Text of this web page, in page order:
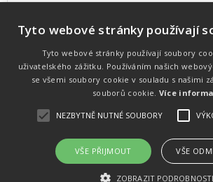
Pro měření, zpracování a
používáme software vyvinutý
online publikovat výsledky
obrazovky a s nepatrným
webových stránkách.
souhlasu zakázáno.
Zabýváme se časomírou, výsledkovým servisem na různých
akcích a také přímo pořádáním
Tyto webové stránky používají
Tyto webové stránky používají soubory
uživatelského zážitku. Používáním našich
se všemi soubory cookie v souladu s našimi
souborů cookie. Více
NEZBYTNĚ NUTNÉ SOUBORY
VŠE PŘIJMOUT VŠE
ZOBRAZIT PODROBNOSTI